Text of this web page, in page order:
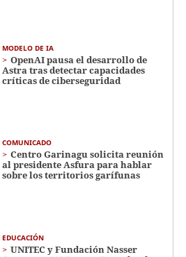
MODELO DE IA
OpenAI pausa el desarrollo de
Astra tras detectar capacidades
críticas de ciberseguridad
COMUNICADO
Centro Garinagu solicita reunión
al presidente Asfura para hablar
sobre los territorios garífunas
EDUCACIÓN
UNITEC y Fundación Nasser